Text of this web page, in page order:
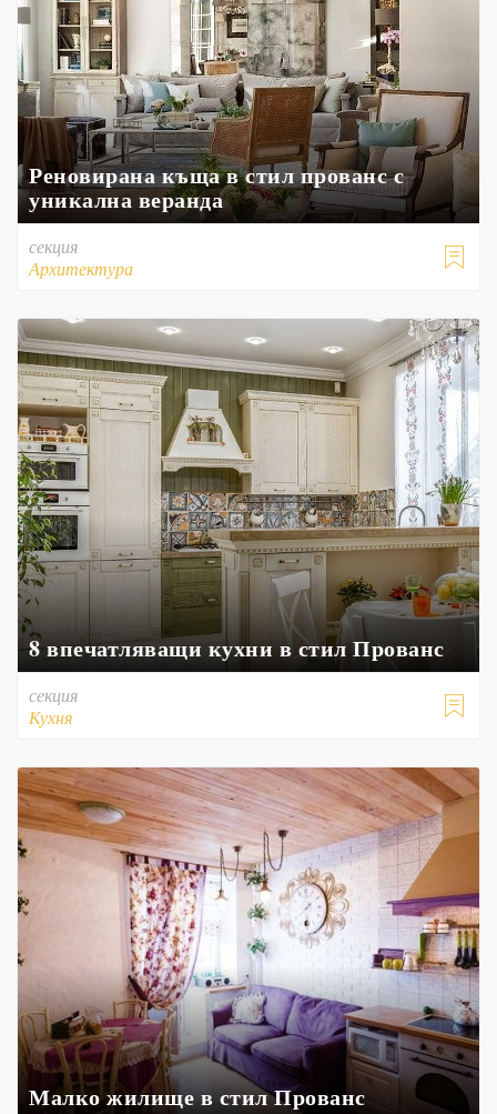
Реновирана къща в стил прованс с
уникална веранда

секция
Архитектура
8 впечатляващи кухни в стил Прованс

секция
Кухня
Малко жилище в стил Прованс